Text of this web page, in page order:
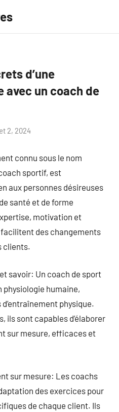
d’une
un coach de
2, 2024
connu sous le nom
sportif, est
aux personnes désireuses
santé et de forme
motivation et
des changements
clients.
savoir: Un coach de sport
humaine,
physique.
ils sont capables d’élaborer
sur mesure, efficaces et
sur mesure: Les coachs
des exercices pour
de chaque client. Ils